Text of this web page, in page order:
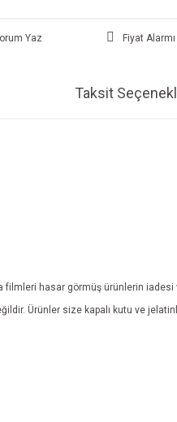
Yaz Fiyat Alarmı
Taksit
filmleri hasar görmüş ürünlerin
Ürünler size kapalı kutu ve